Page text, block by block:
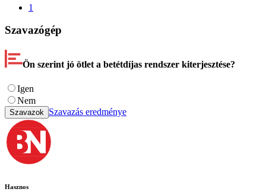
1
Szavazógép
Ön szerint jó ötlet a betétdíjas rendszer kiterjesztése?
Igen
Nem
Szavazok Szavazás eredménye
Hasznos